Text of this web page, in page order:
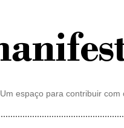
Um espaço para contribuir com